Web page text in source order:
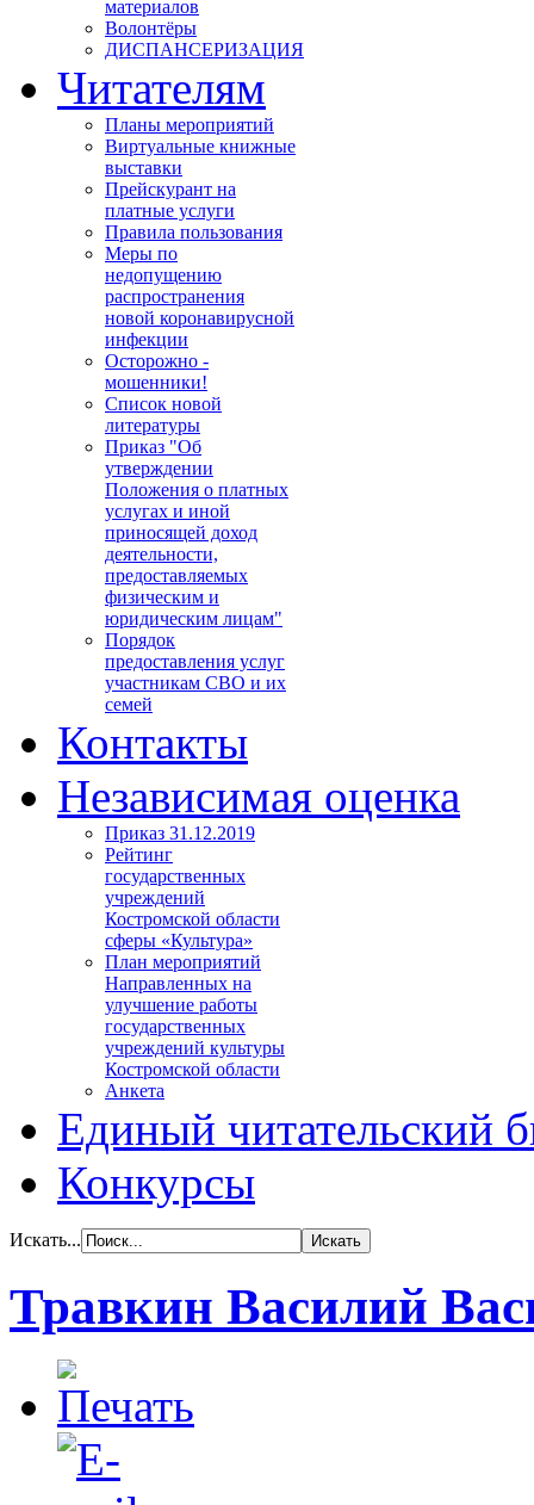
материалов
Волонтёры
ДИСПАНСЕРИЗАЦИЯ
Читателям
Планы мероприятий
Виртуальные книжные
выставки
Прейскурант на
платные услуги
Правила пользования
Меры по
недопущению
распространения
новой коронавирусной
инфекции
Осторожно -
мошенники!
Список новой
литературы
Приказ "Об
утверждении
Положения о платных
услугах и иной
приносящей доход
деятельности,
предоставляемых
физическим и
юридическим лицам"
Порядок
предоставления услуг
участникам СВО и их
семей
Контакты
Независимая оценка
Приказ 31.12.2019
Рейтинг
государственных
учреждений
Костромской области
сферы «Культура»
План мероприятий
Направленных на
улучшение работы
государственных
учреждений культуры
Костромской области
Анкета
Единый читательский
Конкурсы
Искать...
Травкин Василий